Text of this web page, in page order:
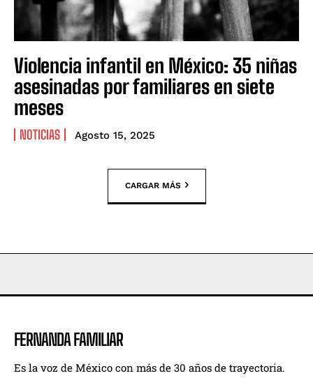
Violencia infantil en México: 35 niñas
asesinadas por familiares en siete
meses
NOTICIAS Agosto 15, 2025
CARGAR MÁS
FERNANDA FAMILIAR
Es la voz de México con más de 30 años de trayectoria.